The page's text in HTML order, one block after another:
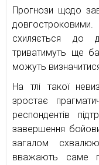
Прогнози щодо
схиляється до
триватимуть ще
можуть
На тлі такої
зростає
респондентів
завершення
загалом
вважають саме